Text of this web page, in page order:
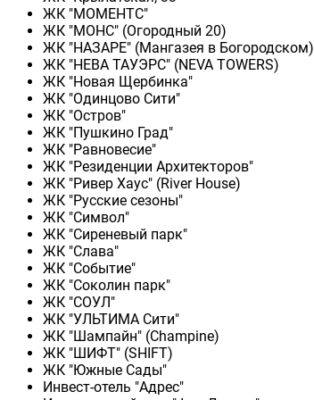
ЖК "МОМЕНТС"
ЖК "МОНС" (Огородный 20)
ЖК "НАЗАРЕ" (Мангазея в Богородском)
ЖК "НЕВА ТАУЭРС" (NEVA TOWERS)
ЖК "Новая Щербинка"
ЖК "Одинцово Сити"
ЖК "Остров"
ЖК "Пушкино Град"
ЖК "Равновесие"
ЖК "Резиденции Архитекторов"
ЖК "Ривер Хаус" (River Нouse)
ЖК "Русские сезоны"
ЖК "Символ"
ЖК "Сиреневый парк"
ЖК "Слава"
ЖК "Событие"
ЖК "Соколин парк"
ЖК "СОУЛ"
ЖК "УЛЬТИМА Сити"
ЖК "Шампайн" (Champine)
ЖК "ШИФТ" (SHIFT)
ЖК "Южные Сады"
Инвест-отель "Адрес"